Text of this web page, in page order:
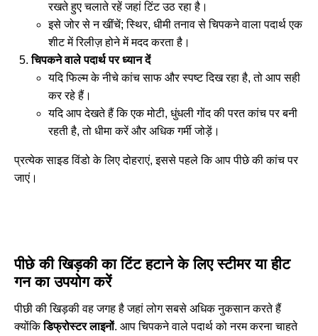
रखते हुए चलाते रहें जहां टिंट उठ रहा है।
इसे जोर से न खींचें; स्थिर, धीमी तनाव से चिपकने वाला पदार्थ एक
शीट में रिलीज़ होने में मदद करता है।
चिपकने वाले पदार्थ पर ध्यान दें
यदि फिल्म के नीचे कांच साफ और स्पष्ट दिख रहा है, तो आप सही
कर रहे हैं।
यदि आप देखते हैं कि एक मोटी, धुंधली गोंद की परत कांच पर बनी
रहती है, तो धीमा करें और अधिक गर्मी जोड़ें।
प्रत्येक साइड विंडो के लिए दोहराएं, इससे पहले कि आप पीछे की कांच पर
जाएं।
पीछे की खिड़की का टिंट हटाने के लिए स्टीमर या हीट
गन का उपयोग करें
पीछी की खिड़की वह जगह है जहां लोग सबसे अधिक नुकसान करते हैं
क्योंकिडिफ्रोस्टर लाइनों. आप चिपकने वाले पदार्थ को नरम करना चाहते